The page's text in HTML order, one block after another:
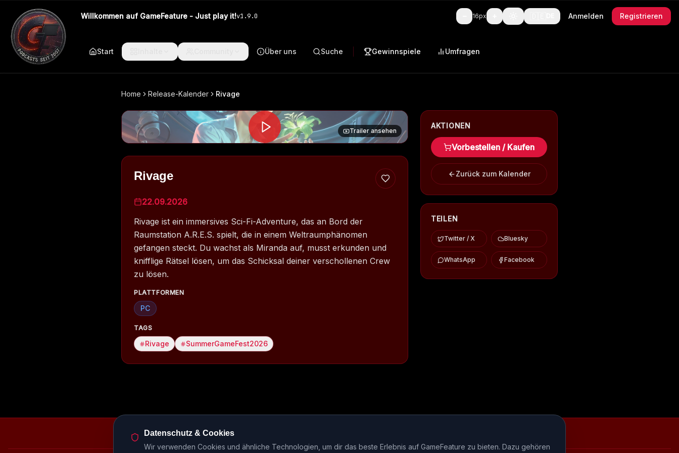
Willkommen auf GameFeature - Just play it!v1.9.0 16px Anmelden Registrieren
Start Über uns Suche Gewinnspiele Umfragen
Home Release-Kalender Rivage
Trailer ansehen
Rivage
22.09.2026
Rivage ist ein immersives Sci-Fi-Adventure, das an Bord der
Raumstation A.R.E.S. spielt, die in einem Weltraumphänomen
gefangen steckt. Du wachst als Miranda auf, musst erkunden und
knifflige Rätsel lösen, um das Schicksal deiner verschollenen Crew
zu lösen.
PLATTFORMEN
PC
TAGS
Rivage SummerGameFest2026
AKTIONEN
Vorbestellen / Kaufen
Zurück zum Kalender
TEILEN
Twitter / X Bluesky
WhatsApp Facebook
Episodenbibliothek Release-Kalender
Datenschutz & Cookies
Wir verwenden Cookies und ähnliche Technologien, um dir das beste Erlebnis auf GameFeature zu bieten. Dazu gehören